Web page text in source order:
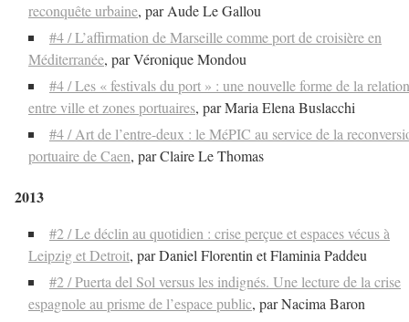
reconquête urbaine, par Aude Le Gallou
#4 / L’affirmation de Marseille comme port de croisière en
Méditerranée, par Véronique Mondou
#4 / Les « festivals du port » : une nouvelle forme de la relation
entre ville et zones portuaires, par Maria Elena Buslacchi
#4 / Art de l’entre-deux : le MéPIC au service de la
portuaire de Caen, par Claire Le Thomas
2013
#2 / Le déclin au quotidien : crise perçue et espaces vécus à
Leipzig et Detroit, par Daniel Florentin et Flaminia Paddeu
#2 / Puerta del Sol versus les indignés. Une lecture de la crise
espagnole au prisme de l’espace public, par Nacima Baron